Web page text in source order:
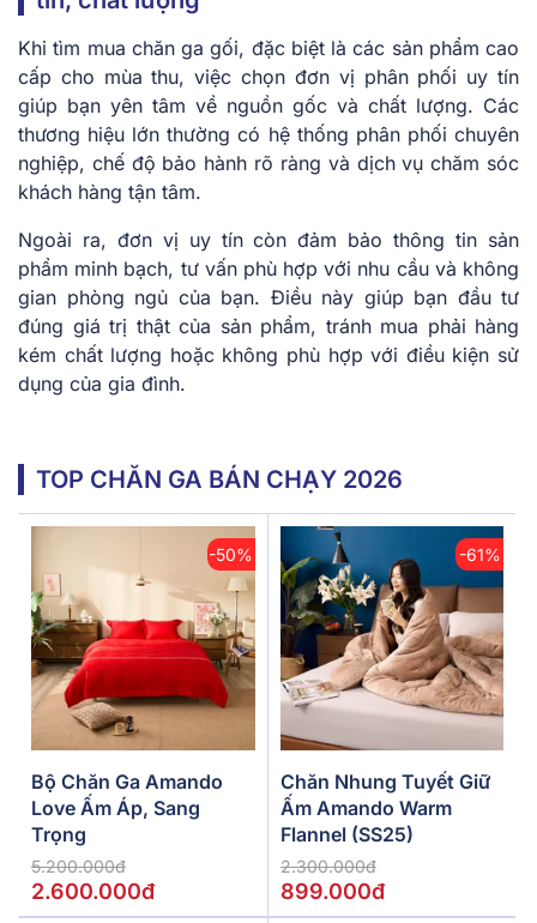
Khi tìm mua chăn ga gối, đặc biệt là các sản phẩm cao
cấp cho mùa thu, việc chọn đơn vị phân phối uy tín
giúp bạn yên tâm về nguồn gốc và chất lượng. Các
thương hiệu lớn thường có hệ thống phân phối chuyên
nghiệp, chế độ bảo hành rõ ràng và dịch vụ chăm sóc
khách hàng tận tâm.
Ngoài ra, đơn vị uy tín còn đảm bảo thông tin sản
phẩm minh bạch, tư vấn phù hợp với nhu cầu và không
gian phòng ngủ của bạn. Điều này giúp bạn đầu tư
đúng giá trị thật của sản phẩm, tránh mua phải hàng
kém chất lượng hoặc không phù hợp với điều kiện sử
dụng của gia đình.
TOP CHĂN GA BÁN CHẠY 2026
-50%
Bộ Chăn Ga Amando
Love Ấm Áp, Sang
Trọng
5.200.000đ
2.600.000đ
-61%
Chăn Nhung Tuyết Giữ
Ấm Amando Warm
Flannel (SS25)
2.300.000đ
899.000đ